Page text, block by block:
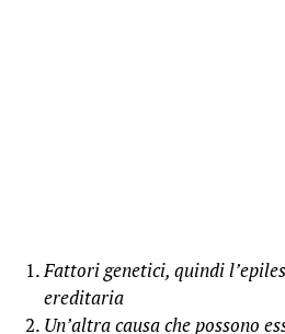
Fattori genetici, quindi
ereditaria
Un’altra causa che possono